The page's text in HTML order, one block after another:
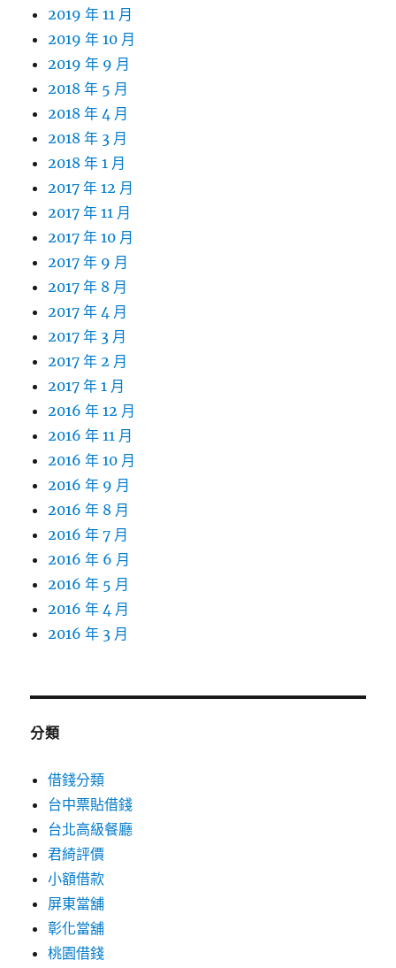
2019 年 11 月
2019 年 10 月
2019 年 9 月
2018 年 5 月
2018 年 4 月
2018 年 3 月
2018 年 1 月
2017 年 12 月
2017 年 11 月
2017 年 10 月
2017 年 9 月
2017 年 8 月
2017 年 4 月
2017 年 3 月
2017 年 2 月
2017 年 1 月
2016 年 12 月
2016 年 11 月
2016 年 10 月
2016 年 9 月
2016 年 8 月
2016 年 7 月
2016 年 6 月
2016 年 5 月
2016 年 4 月
2016 年 3 月
分類
借錢分類
台中票貼借錢
台北高級餐廳
君綺評價
小額借款
屏東當舖
彰化當舖
桃園借錢